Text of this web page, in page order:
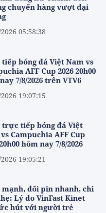
chuyến hàng vượt đại
05:58:38
bóng đá Việt Nam vs
AFF Cup 2026 20h00
7/8/2026 trên VTV6
19:07:15
trực tiếp bóng đá Việt
Campuchia AFF Cup
hôm nay 7/8/2026
19:05:21
mạnh, đổi pin nhanh, chi
Lý do VinFast Kinet
hút với người trẻ